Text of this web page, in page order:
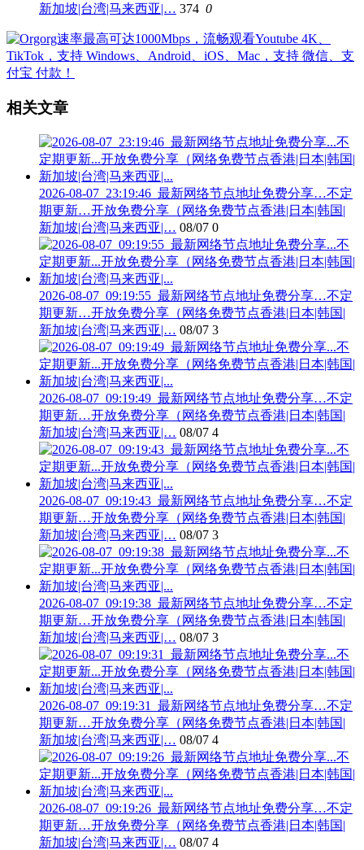
新加坡|台湾|马来西亚|… 374 0
相关文章
2026-08-07_23:19:46_最新网络节点地址免费分享…不定
期更新…开放免费分享（网络免费节点香港|日本|韩国|
新加坡|台湾|马来西亚|… 08/07 0
2026-08-07_09:19:55_最新网络节点地址免费分享…不定
期更新…开放免费分享（网络免费节点香港|日本|韩国|
新加坡|台湾|马来西亚|… 08/07 3
2026-08-07_09:19:49_最新网络节点地址免费分享…不定
期更新…开放免费分享（网络免费节点香港|日本|韩国|
新加坡|台湾|马来西亚|… 08/07 4
2026-08-07_09:19:43_最新网络节点地址免费分享…不定
期更新…开放免费分享（网络免费节点香港|日本|韩国|
新加坡|台湾|马来西亚|… 08/07 3
2026-08-07_09:19:38_最新网络节点地址免费分享…不定
期更新…开放免费分享（网络免费节点香港|日本|韩国|
新加坡|台湾|马来西亚|… 08/07 3
2026-08-07_09:19:31_最新网络节点地址免费分享…不定
期更新…开放免费分享（网络免费节点香港|日本|韩国|
新加坡|台湾|马来西亚|… 08/07 4
2026-08-07_09:19:26_最新网络节点地址免费分享…不定
期更新…开放免费分享（网络免费节点香港|日本|韩国|
新加坡|台湾|马来西亚|… 08/07 4